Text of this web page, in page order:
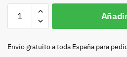
doble
oro
Envío gratuito a toda España para